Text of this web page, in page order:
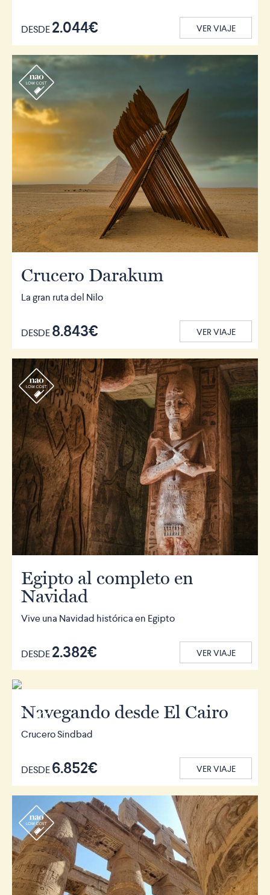
DESDE2.044€ VER VIAJE
r
Crucero Darakum
La gran ruta del Nilo
DESDE8.843€ VER VIAJE
r
Egipto al completo en
Navidad
Vive una Navidad histórica en Egipto
DESDE2.382€ VER VIAJE
r
Navegando desde El Cairo
Crucero Sindbad
DESDE6.852€ VER VIAJE
r